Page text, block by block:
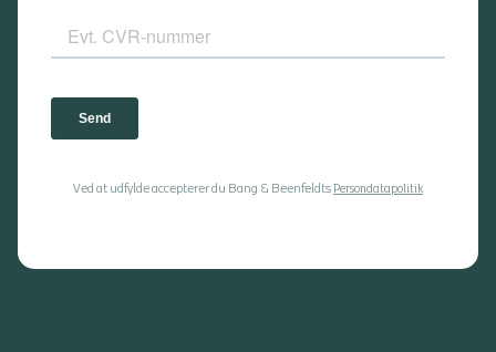
Ved at udfylde accepterer du Bang & Beenfeldts Persondatapolitik